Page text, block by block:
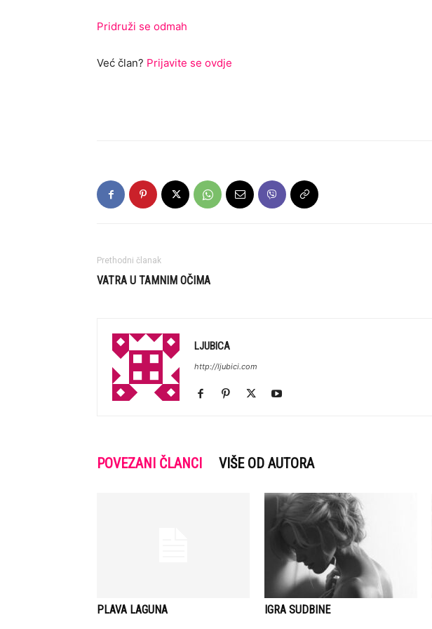
Pridruži se odmah
Već član? Prijavite se ovdje
Prethodni članak
VATRA U TAMNIM OČIMA
LJUBICA
http://ljubici.com
POVEZANI ČLANCI VIŠE OD AUTORA
PLAVA LAGUNA IGRA SUDBINE